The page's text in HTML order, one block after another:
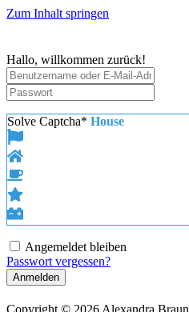
Zum Inhalt springen
Hallo, willkommen zurück!
Solve Captcha* House
Angemeldet bleiben
Passwort vergessen?
Anmelden